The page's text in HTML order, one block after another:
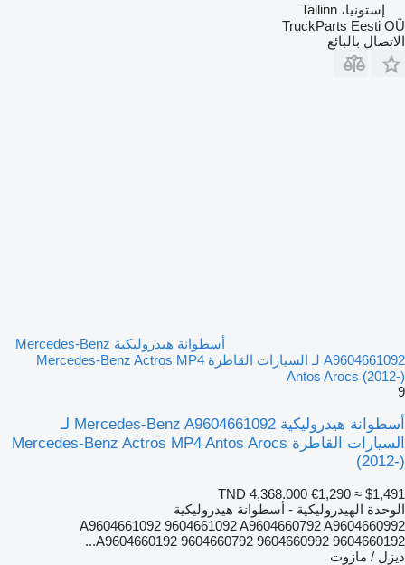
إستونيا، Tallinn
TruckParts Eesti OÜ
الاتصال بالبائع
أسطوانة هيدروليكية Mercedes-Benz
A9604661092 لـ السيارات القاطرة Mercedes-Benz Actros MP4
Antos Arocs (2012-)
9
أسطوانة هيدروليكية Mercedes-Benz A9604661092 لـ
السيارات القاطرة Mercedes-Benz Actros MP4 Antos Arocs
(2012-)
TND 4,368.000 €1,290 ≈ $1,491
الوحدة الهيدروليكية - أسطوانة هيدروليكية
A9604661092 9604661092 A9604660792 A9604660992
A9604660192 9604660792 9604660992 9604660192...
ديزل / مازوت